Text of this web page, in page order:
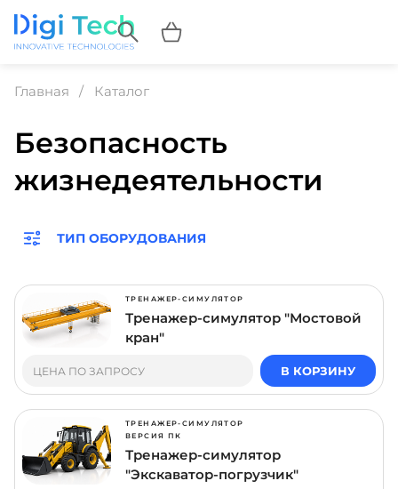
Главная Каталог
Безопасность
жизнедеятельности
ТИП ОБОРУДОВАНИЯ
ТРЕНАЖЕР-СИМУЛЯТОР
Тренажер-симулятор "Мостовой
кран"
ЦЕНА ПО ЗАПРОСУ В КОРЗИНУ
ТРЕНАЖЕР-СИМУЛЯТОР
ВЕРСИЯ ПК
Тренажер-симулятор
"Экскаватор-погрузчик"